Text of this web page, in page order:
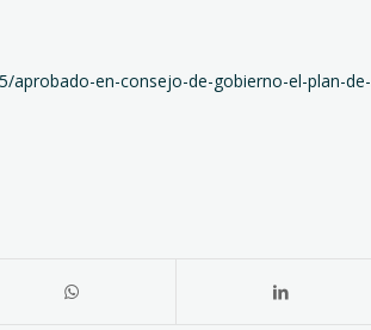
en-consejo-de-gobierno-el-plan-